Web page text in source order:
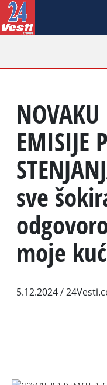
NOVAKU
EMISIJE
sve
moje
5.12.2024/